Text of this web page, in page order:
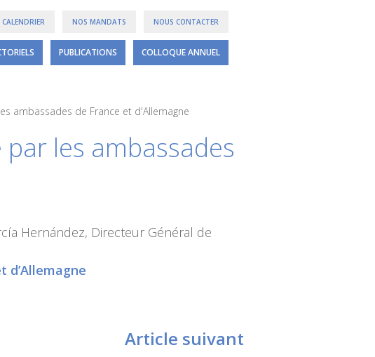
CALENDRIER NOS MANDATS NOUS CONTACTER
PUBLICATIONS COLLOQUE ANNUEL
ambassades de France et d'Allemagne
les ambassades
Hernández, Directeur Général de
d’Allemagne
Article suivant